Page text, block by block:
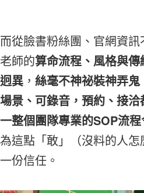
而從臉書粉絲團、官網資
老師的算命流程、風格與
迥異 ， 絲毫不神祕裝神弄
場景、可錄音，預約、接洽
一整個團隊專業的SOP流程
為這點「敢」（沒料的人
一份信任。